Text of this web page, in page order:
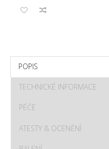
POPIS
TECHNICKÉ INFORMACE
PÉČE
ATESTY & OCENĚNÍ